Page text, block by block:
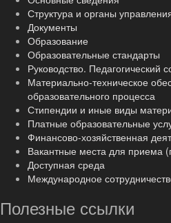
Структура и органы
Документы
Образование
Образовательные стандарты
Руководство. Педагогический
Материально-техническое
образовательного процесса
Стипендии и иные виды
Платные образовательные
Финансово-хозяйственная
Вакантные места для приема
Доступная среда
Международное
Полезные ссылки